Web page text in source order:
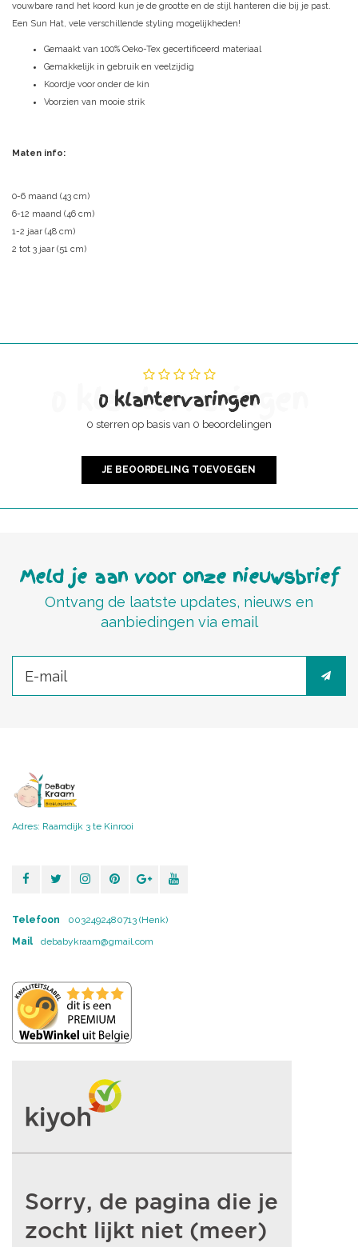
vouwbare rand het koord kun je de grootte en de stijl hanteren die bij je past.
Een Sun Hat, vele verschillende styling mogelijkheden!
Gemaakt van 100% Oeko-Tex gecertificeerd materiaal
Gemakkelijk in gebruik en veelzijdig
Koordje voor onder de kin
Voorzien van mooie strik
Maten info:
0-6 maand (43 cm)
6-12 maand (46 cm)
1-2 jaar (48 cm)
2 tot 3 jaar (51 cm)
0 klantervaringen
0 klantervaringen
0 sterren op basis van 0 beoordelingen
JE BEOORDELING TOEVOEGEN
Meld je aan voor onze nieuwsbrief
Ontvang de laatste updates, nieuws en
aanbiedingen via email
Adres: Raamdijk 3 te Kinrooi
Telefoon
0032492480713 (Henk)
Mail
debabykraam@gmail.com